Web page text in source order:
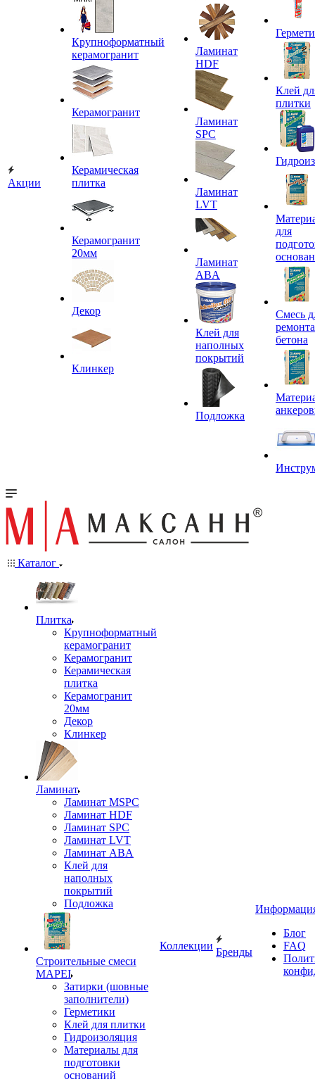
Акции
Крупноформатный
керамогранит
Керамогранит
Керамическая
плитка
Керамогранит
20мм
Декор
Клинкер
Ламинат
HDF
Ламинат
SPC
Ламинат
LVT
Ламинат
ABA
Клей для
наполных
покрытий
Подложка
Клей
плитки
для
Смесь
ремонта
бетона
Каталог
Плитка
Крупноформатный
керамогранит
Керамогранит
Керамическая
плитка
Керамогранит
20мм
Декор
Клинкер
Ламинат
Ламинат MSPC
Ламинат HDF
Ламинат SPC
Ламинат LVT
Ламинат ABA
Клей для
наполных
покрытий
Подложка
Строительные смеси
MAPEI
Затирки (шовные
заполнители)
Герметики
Клей для плитки
Гидроизоляция
Материалы для
подготовки
оснований
Коллекции
Бренды
Блог
FAQ